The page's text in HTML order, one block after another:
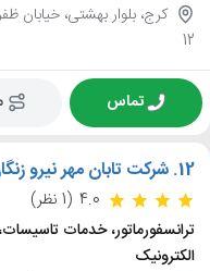
12
تماس
12. شرکت تابان مهر نیرو
4.0 (1 نظر)
ترانسفورماتور، خدمات
الکترونیک